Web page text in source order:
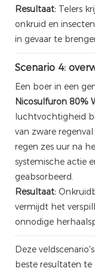
Resultaat: Telers
onkruid en
in gevaar te
Scenario 4:
Een boer in een
Nicosulfuron 80%
luchtvochtigheid
van zware
regen zes uur na
systemische actie
geabsorbeerd.
Resultaat:
vermijdt het
onnodige
Deze
beste resultaten te